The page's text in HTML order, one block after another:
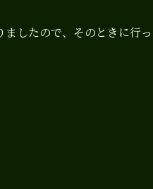
したので、そのときに行